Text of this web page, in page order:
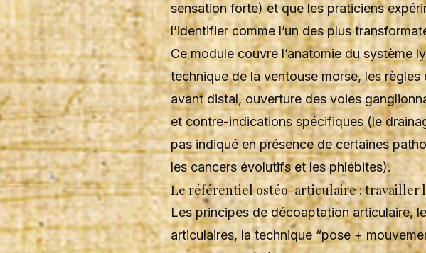
sensation forte) et que les praticiens
l’identifier comme l’un des plus
Ce module couvre l’anatomie du système
technique de la ventouse morse, les règles
avant distal, ouverture des voies
et contre-indications spécifiques (le
pas indiqué en présence de certaines
les cancers évolutifs et les phlébites).
Le référentiel ostéo-articulaire : travailler
Les principes de décoaptation articulaire,
articulaires, la technique “pose +